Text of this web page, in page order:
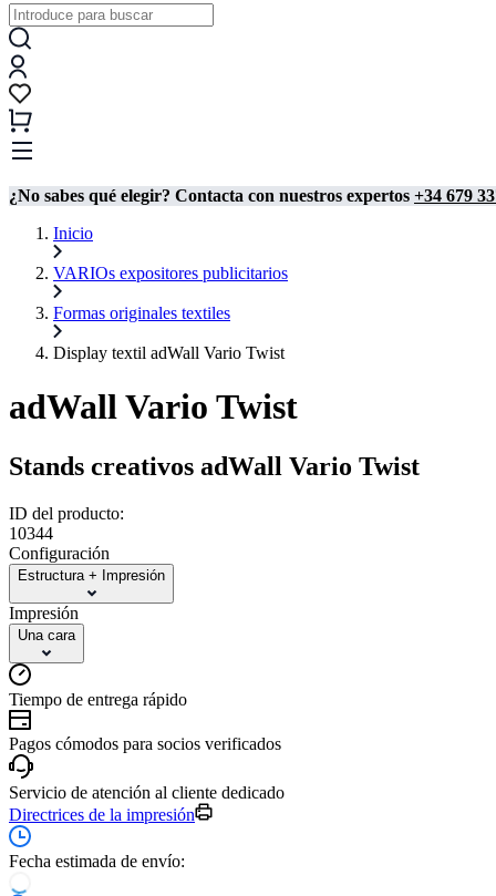
¿No sabes qué elegir? Contacta con nuestros expertos +34 679
Inicio
VARIOs expositores publicitarios
Formas originales textiles
Display textil adWall Vario Twist
adWall Vario Twist
Stands creativos adWall Vario Twist
ID del producto:
10344
Configuración
Estructura + Impresión
Impresión
Una cara
Tiempo de entrega rápido
Pagos cómodos para socios verificados
Servicio de atención al cliente dedicado
Directrices de la impresión
Fecha estimada de envío: